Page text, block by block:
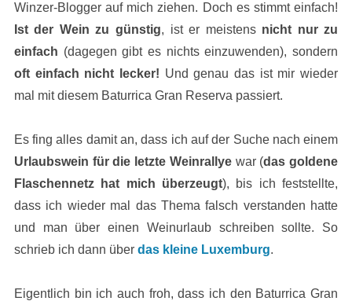
Winzer-Blogger auf mich ziehen. Doch es stimmt einfach!
Ist der Wein zu günstig, ist er meistens nicht nur zu
einfach (dagegen gibt es nichts einzuwenden), sondern
oft einfach nicht lecker! Und genau das ist mir wieder
mal mit diesem Baturrica Gran Reserva passiert.
Es fing alles damit an, dass ich auf der Suche nach einem
Urlaubswein für die letzte Weinrallyewar (das goldene
Flaschennetz hat mich überzeugt), bis ich feststellte,
dass ich wieder mal das Thema falsch verstanden hatte
und man über einen Weinurlaub schreiben sollte. So
schrieb ich dann über das kleine Luxemburg.
Eigentlich bin ich auch froh, dass ich den Baturrica Gran